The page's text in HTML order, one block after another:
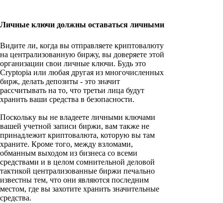
Личные ключи должны оставаться личными
Видите ли, когда вы отправляете криптовалюту
на централизованную биржу, вы доверяете этой
организации свои личные ключи. Будь это
Cryptopia или любая другая из многочисленных
бирж, делать депозиты - это значит
рассчитывать на то, что третьи лица будут
хранить ваши средства в безопасности.
Поскольку вы не владеете личными ключами
вашей учетной записи биржи, вам также не
принадлежит криптовалюта, которую вы там
храните. Кроме того, между взломами,
обманным выходом из бизнеса со всеми
средствами и в целом сомнительной деловой
тактикой централизованные биржи печально
известны тем, что они являются последним
местом, где вы захотите хранить значительные
средства.